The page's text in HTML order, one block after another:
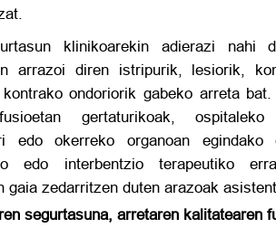
klinikoarekin adierazi nahi
arrazoi diren istripurik, lesiorik,
ondoriorik gabeko arreta
gertaturikoak,
edo okerreko organoan egindako
edo interbentzio terapeutiko
gaia zedarritzen duten arazoak
segurtasuna, arretaren kalitatearen